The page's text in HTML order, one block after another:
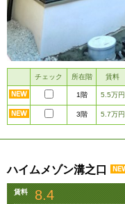
チェック 所在階 賃料
1階 5.5万円
3階 5.7万円
ハイムメゾン溝之口
賃料 8.4